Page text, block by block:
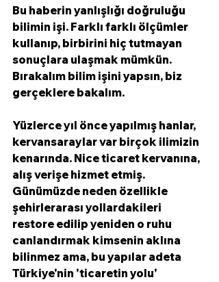
Bu haberin yanlışlığı doğruluğu
bilimin işi. Farklı farklı ölçümler
kullanıp, birbirini hiç tutmayan
sonuçlara ulaşmak mümkün.
Bırakalım bilim işini yapsın, biz
gerçeklere bakalım.
Yüzlerce yıl önce yapılmış hanlar,
kervansaraylar var birçok ilimizin
kenarında. Nice ticaret kervanına,
alış verişe hizmet etmiş.
Günümüzde neden özellikle
şehirlerarası yollardakileri
restore edilip yeniden o ruhu
canlandırmak kimsenin aklına
bilinmez ama, bu yapılar adeta
Türkiye'nin 'ticaretin yolu'